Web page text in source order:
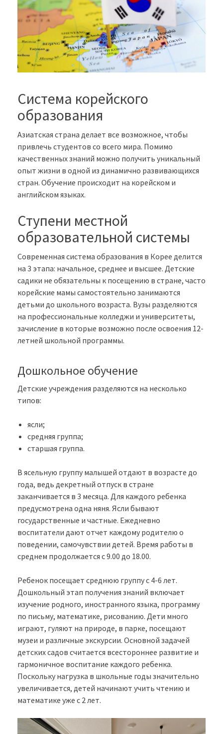
Система корейского
образования
Азиатская страна делает все возможное, чтобы
привлечь студентов со всего мира. Помимо
качественных знаний можно получить уникальный
опыт жизни в одной из динамично развивающихся
стран. Обучение происходит на корейском и
английском языках.
Ступени местной
образовательной системы
Современная система образования в Корее делится
на 3 этапа: начальное, среднее и высшее. Детские
садики не обязательны к посещению в стране, часто
корейские мамы самостоятельно занимаются
детьми до школьного возраста. Вузы разделяются
на профессиональные колледжи и университеты,
зачисление в которые возможно после освоения 12-
летней школьной программы.
Дошкольное обучение
Детские учреждения разделяются на несколько
типов:
ясли;
средняя группа;
старшая группа.
В ясельную группу малышей отдают в возрасте до
года, ведь декретный отпуск в стране
заканчивается в 3 месяца. Для каждого ребенка
предусмотрена одна няня. Ясли бывают
государственные и частные. Ежедневно
воспитатели дают отчет каждому родителю о
поведении, самочувствии детей. Время работы в
среднем продолжается с 9.00 до 18.00.
Ребенок посещает среднюю группу с 4-6 лет.
Дошкольный этап получения знаний включает
изучение родного, иностранного языка, программу
по письму, математике, рисованию. Дети много
играют, гуляют на природе, в парке, посещают
музеи и различные экскурсии. Основной задачей
детских садов считается всестороннее развитие и
гармоничное воспитание каждого ребенка.
Поскольку нагрузка в школьные годы значительно
увеличивается, детей начинают учить чтению и
математике уже с 2 лет.